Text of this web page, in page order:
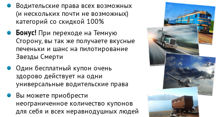
Водительские права всех возможных
(и нескольких почти не возможных)
категорий со скидкой 100%
Бонус! При переходе на Темную
Сторону, вы так же получаете вкусные
печеньки и шанс на пилотирование
Звезды Смерти
Один бесплатный купон очень
здорово действует на одни
универсальные водительские права
Вы можете приобрести
неограниченное количество купонов
для себя и всех неравнодушных людей